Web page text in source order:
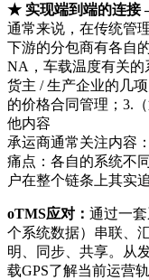
★ 实现端到端的连接
通常来说，在传统管
下游的分包商有各自
NA，车载温度有关的
货主 / 生产企业的几
的价格合同管理；3.
他内容
承运商通常关注内容
痛点：各自的系统不
户在整个链条上其实
oTMS应对： 通过一
个系统数据）串联、
明、同步、共享。从
载GPS了解当前运营